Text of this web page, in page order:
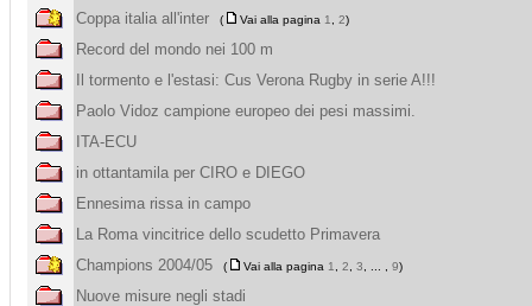
Coppa italia all'inter ( Vai alla pagina 1 2)
Record del mondo nei 100 m
Il tormento e l'estasi: Cus Verona Rugby in serie A!!!
Paolo Vidoz campione europeo dei pesi massimi.
ITA-ECU
in ottantamila per CIRO e DIEGO
Ennesima rissa in campo
La Roma vincitrice dello scudetto Primavera
Champions 2004/05
( Vai alla pagina 1 2 3 9)
Nuove misure negli stadi